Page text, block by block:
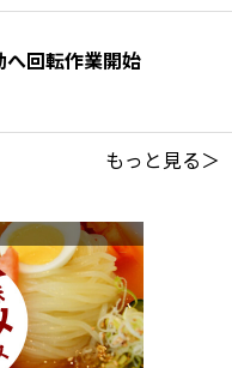
回転作業開始
もっと見る＞